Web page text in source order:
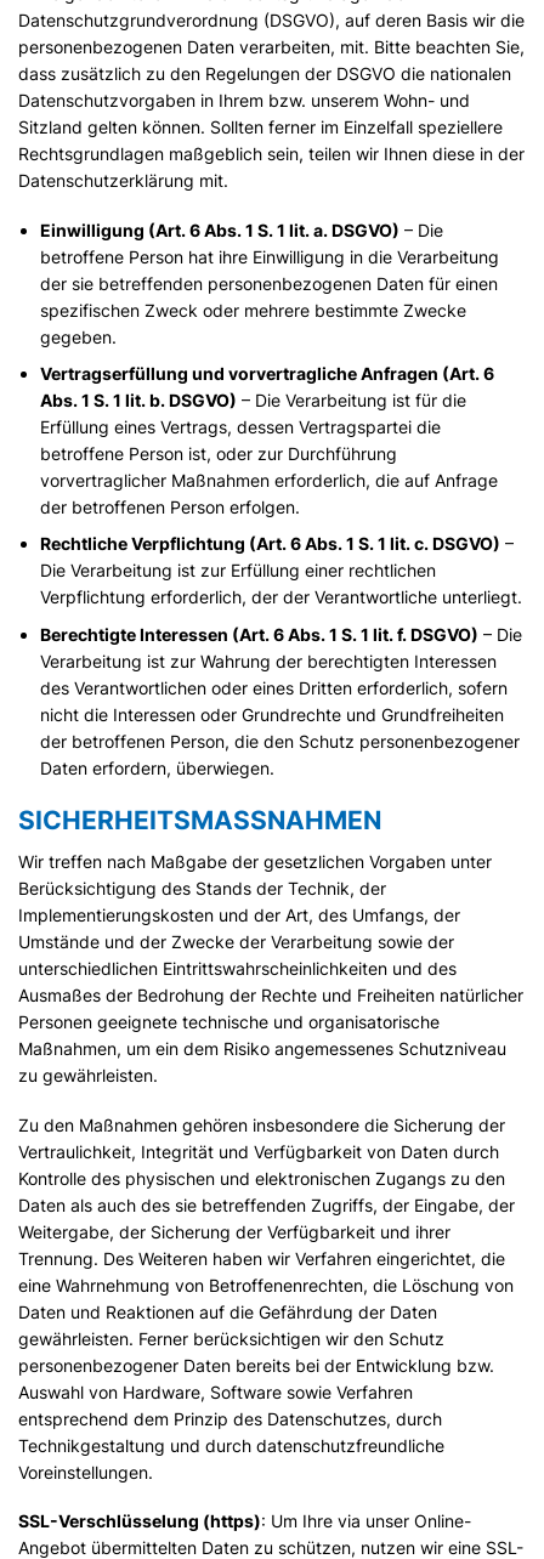
Datenschutzgrundverordnung (DSGVO), auf deren Basis wir die
personenbezogenen Daten verarbeiten, mit. Bitte beachten Sie,
dass zusätzlich zu den Regelungen der DSGVO die nationalen
Datenschutzvorgaben in Ihrem bzw. unserem Wohn- und
Sitzland gelten können. Sollten ferner im Einzelfall speziellere
Rechtsgrundlagen maßgeblich sein, teilen wir Ihnen diese in der
Datenschutzerklärung mit.
Einwilligung (Art. 6 Abs. 1 S. 1 lit. a. DSGVO) – Die
betroffene Person hat ihre Einwilligung in die Verarbeitung
der sie betreffenden personenbezogenen Daten für einen
spezifischen Zweck oder mehrere bestimmte Zwecke
gegeben.
Vertragserfüllung und vorvertragliche Anfragen (Art. 6
Abs. 1 S. 1 lit. b. DSGVO) – Die Verarbeitung ist für die
Erfüllung eines Vertrags, dessen Vertragspartei die
betroffene Person ist, oder zur Durchführung
vorvertraglicher Maßnahmen erforderlich, die auf Anfrage
der betroffenen Person erfolgen.
Rechtliche Verpflichtung (Art. 6 Abs. 1 S. 1 lit. c. DSGVO) –
Die Verarbeitung ist zur Erfüllung einer rechtlichen
Verpflichtung erforderlich, der der Verantwortliche unterliegt.
Berechtigte Interessen (Art. 6 Abs. 1 S. 1 lit. f. DSGVO) – Die
Verarbeitung ist zur Wahrung der berechtigten Interessen
des Verantwortlichen oder eines Dritten erforderlich, sofern
nicht die Interessen oder Grundrechte und Grundfreiheiten
der betroffenen Person, die den Schutz personenbezogener
Daten erfordern, überwiegen.
SICHERHEITSMASSNAHMEN
Wir treffen nach Maßgabe der gesetzlichen Vorgaben unter
Berücksichtigung des Stands der Technik, der
Implementierungskosten und der Art, des Umfangs, der
Umstände und der Zwecke der Verarbeitung sowie der
unterschiedlichen Eintrittswahrscheinlichkeiten und des
Ausmaßes der Bedrohung der Rechte und Freiheiten natürlicher
Personen geeignete technische und organisatorische
Maßnahmen, um ein dem Risiko angemessenes Schutzniveau
zu gewährleisten.
Zu den Maßnahmen gehören insbesondere die Sicherung der
Vertraulichkeit, Integrität und Verfügbarkeit von Daten durch
Kontrolle des physischen und elektronischen Zugangs zu den
Daten als auch des sie betreffenden Zugriffs, der Eingabe, der
Weitergabe, der Sicherung der Verfügbarkeit und ihrer
Trennung. Des Weiteren haben wir Verfahren eingerichtet, die
eine Wahrnehmung von Betroffenenrechten, die Löschung von
Daten und Reaktionen auf die Gefährdung der Daten
gewährleisten. Ferner berücksichtigen wir den Schutz
personenbezogener Daten bereits bei der Entwicklung bzw.
Auswahl von Hardware, Software sowie Verfahren
entsprechend dem Prinzip des Datenschutzes, durch
Technikgestaltung und durch datenschutzfreundliche
Voreinstellungen.
SSL-Verschlüsselung (https): Um Ihre via unser Online-
Angebot übermittelten Daten zu schützen, nutzen wir eine SSL-